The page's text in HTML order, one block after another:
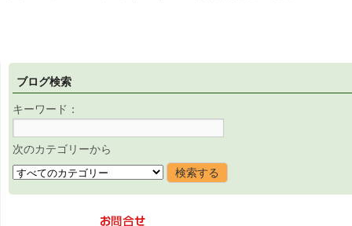
ブログ検索
キーワード：
次のカテゴリーから